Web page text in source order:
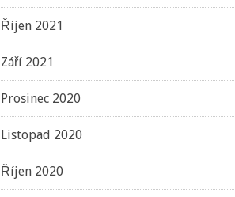
Říjen 2021
Září 2021
Prosinec 2020
Listopad 2020
Říjen 2020